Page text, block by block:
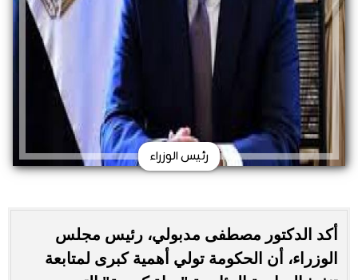
رئيس الوزراء
أكد الدكتور مصطفى مدبولي، رئيس مجلس
الوزراء، أن الحكومة تولي أهمية كبرى لمتابعة